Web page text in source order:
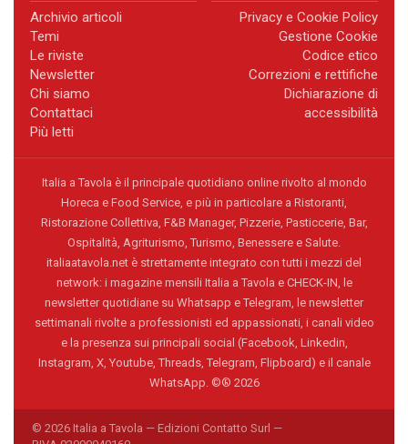
Archivio articoli
Temi
Le riviste
Newsletter
Chi siamo
Contattaci
Più letti
Privacy e Cookie Policy
Gestione Cookie
Codice etico
Correzioni e rettifiche
Dichiarazione di
accessibilità
Italia a Tavola è il principale quotidiano online rivolto al mondo
Horeca e Food Service, e più in particolare a Ristoranti,
Ristorazione Collettiva, F&B Manager, Pizzerie, Pasticcerie, Bar,
Ospitalità, Agriturismo, Turismo, Benessere e Salute.
italiaatavola.net è strettamente integrato con tutti i mezzi del
network: i magazine mensili Italia a Tavola e CHECK-IN, le
newsletter quotidiane su Whatsapp e Telegram, le newsletter
settimanali rivolte a professionisti ed appassionati, i canali video
e la presenza sui principali social (Facebook, Linkedin,
Instagram, X, Youtube, Threads, Telegram, Flipboard) e il canale
WhatsApp. ©® 2026
© 2026 Italia a Tavola — Edizioni Contatto Surl —